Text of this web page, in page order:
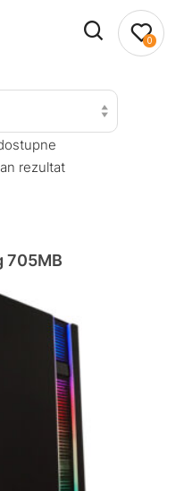
0
rezultat
705MB